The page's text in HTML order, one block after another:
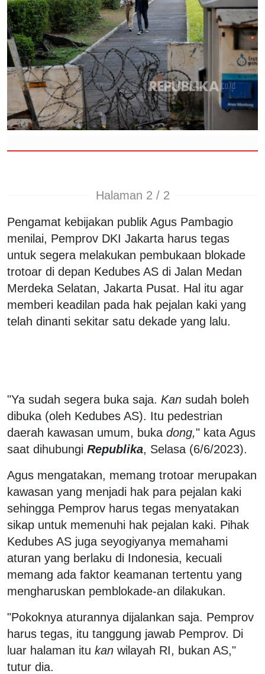
Halaman 2 / 2
Pengamat kebijakan publik Agus Pambagio
menilai, Pemprov DKI Jakarta harus tegas
untuk segera melakukan pembukaan blokade
trotoar di depan Kedubes AS di Jalan Medan
Merdeka Selatan, Jakarta Pusat. Hal itu agar
memberi keadilan pada hak pejalan kaki yang
telah dinanti sekitar satu dekade yang lalu.
"Ya sudah segera buka saja. Kan sudah boleh
dibuka (oleh Kedubes AS). Itu pedestrian
daerah kawasan umum, buka dong," kata Agus
saat dihubungi Republika, Selasa (6/6/2023).
Agus mengatakan, memang trotoar merupakan
kawasan yang menjadi hak para pejalan kaki
sehingga Pemprov harus tegas menyatakan
sikap untuk memenuhi hak pejalan kaki. Pihak
Kedubes AS juga seyogiyanya memahami
aturan yang berlaku di Indonesia, kecuali
memang ada faktor keamanan tertentu yang
mengharuskan pemblokade-an dilakukan.
"Pokoknya aturannya dijalankan saja. Pemprov
harus tegas, itu tanggung jawab Pemprov. Di
luar halaman itu kan wilayah RI, bukan AS,"
tutur dia.